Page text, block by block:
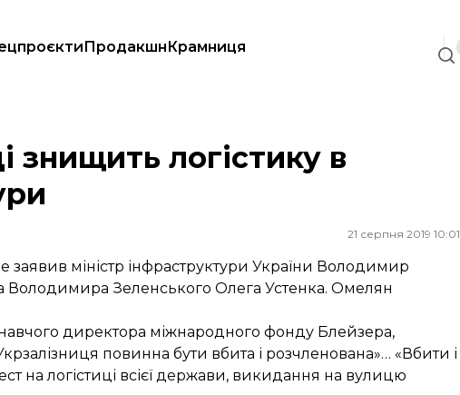
ПродакшнКрамниця
знищить логістику в
21 серпня 2019 10:01
заявив міністр інфраструктури України Володимир
Зеленського Олега Устенка. Омелян
директора міжнародного фонду Блейзера,
повинна бути вбита і розчленована»… «Вбити і
на логістиці всієї держави, викидання на вулицю